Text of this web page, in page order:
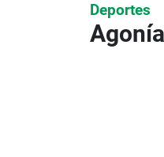
Deportes